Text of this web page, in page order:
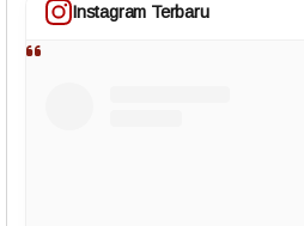
Instagram Terbaru